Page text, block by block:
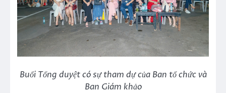
Buổi Tổng duyệt có sự tham dự của Ban tổ chức và
Ban Giám khảo